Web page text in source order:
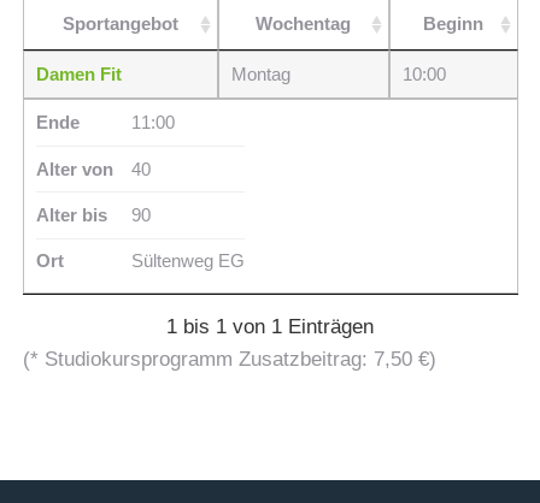
Sportangebot Wochentag Beginn
Damen Fit Montag 10:00
Ende 11:00
Alter von 40
Alter bis 90
Ort Sültenweg EG
1 bis 1 von 1 Einträgen
(* Studiokursprogramm Zusatzbeitrag: 7,50 €)